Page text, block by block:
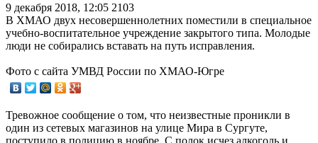
9 декабря 2018, 12:05 2103
В ХМАО двух несовершеннолетних поместили в специальное
учебно-воспитательное учреждение закрытого типа. Молодые
люди не собирались вставать на путь исправления.
Фото с сайта УМВД России по ХМАО-Югре
Тревожное сообщение о том, что неизвестные проникли в
один из сетевых магазинов на улице Мира в Сургуте,
поступило в полицию в ноябре. С полок исчез алкоголь и